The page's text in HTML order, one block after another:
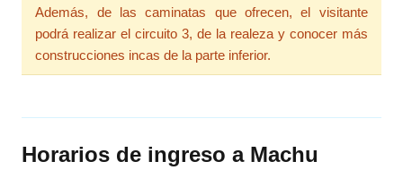
Además, de las caminatas que ofrecen, el visitante
podrá realizar el circuito 3, de la realeza y conocer más
construcciones incas de la parte inferior.
Horarios de ingreso a Machu